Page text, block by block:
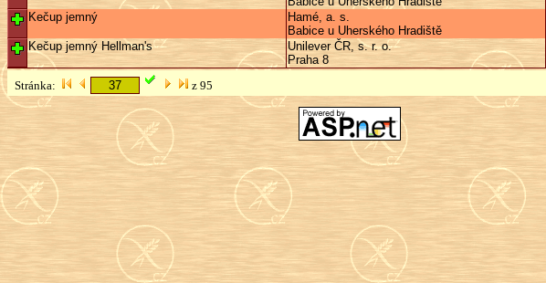
Kečup jemný
Hamé, a. s.
Babice u Uherského Hradiště
Kečup jemný Hellman's
Unilever ČR, s. r. o.
Praha 8
Stránka: z 95